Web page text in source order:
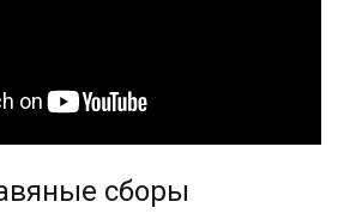
сборы